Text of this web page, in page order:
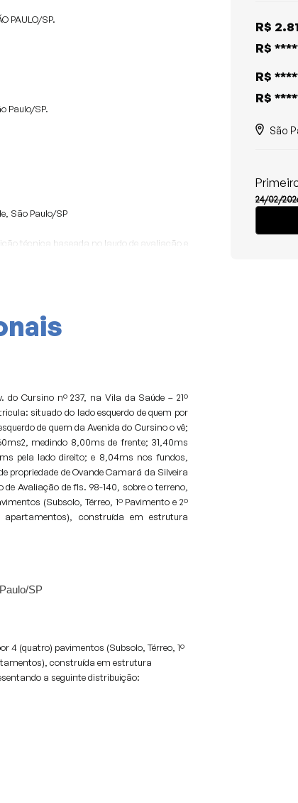
PAULO/SP.
Paulo/SP.
São Paulo/SP
técnica baseada no laudo de avaliação e
Cursino nº 237, na Vila da Saúde – 21º
situado do lado esquerdo de quem por
de quem da Avenida do Cursino o vê;
medindo 8,00ms de frente; 31,40ms
pela lado direito; e 8,04ms nos fundos,
propriedade de Ovande Camará da Silveira
Avaliação de fls. 98-140, sobre o terreno,
(Subsolo, Térreo, 1º Pavimento e 2º
construída em estrutura
SP
4 (quatro) pavimentos (Subsolo, Térreo, 1⁠º
construída em estrutura
a seguinte distribuição:
R$
R$
R$
R$
São
24/02/